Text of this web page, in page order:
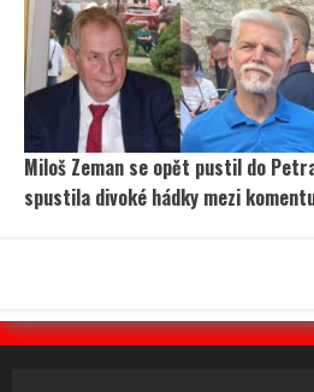
Miloš Zeman se opět pustil do
spustila divoké hádky mezi